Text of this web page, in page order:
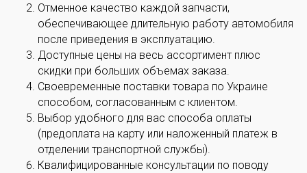
Отменное качество каждой запчасти,
обеспечивающее длительную работу автомобиля
после приведения в эксплуатацию.
Доступные цены на весь ассортимент плюс
скидки при больших объемах заказа.
Своевременные поставки товара по Украине
способом, согласованным с клиентом.
Выбор удобного для вас способа оплаты
(предоплата на карту или наложенный платеж в
отделении транспортной службы).
Квалифицированные консультации по поводу